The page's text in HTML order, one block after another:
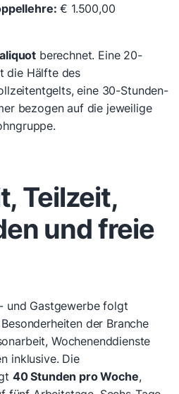
€ 1.500,00
aliquot berechnet. Eine 20-
die Hälfte des
eine 30-Stunden-
bezogen auf die jeweilige
Teilzeit,
und freie
und Gastgewerbe folgt
der Branche
Wochenenddienste
inklusive. Die
40 Stunden pro Woche,